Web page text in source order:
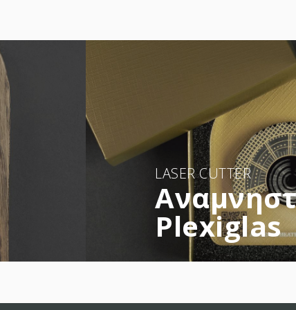
LASER CUTTER
Plexiglas